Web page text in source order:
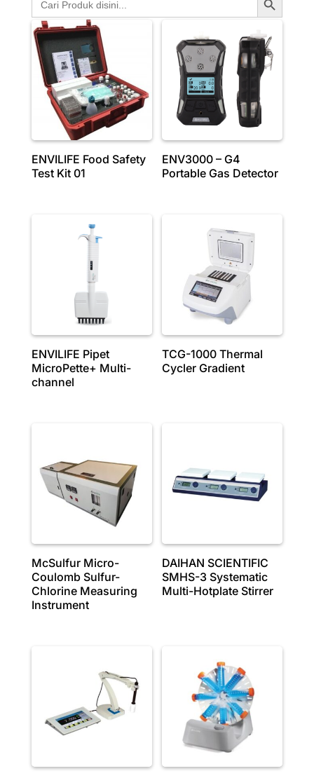
for:
ENVILIFE Food Safety
Test Kit 01
ENV3000 – G4
Portable Gas Detector
ENVILIFE Pipet
MicroPette+ Multi-
channel
TCG-1000 Thermal
Cycler Gradient
McSulfur Micro-
Coulomb Sulfur-
Chlorine Measuring
Instrument
DAIHAN SCIENTIFIC
SMHS-3 Systematic
Multi-Hotplate Stirrer